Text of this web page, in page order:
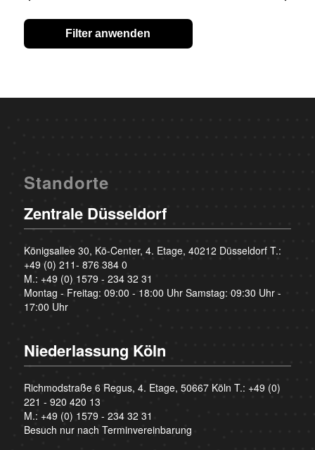
Filter anwenden
Standorte
Zentrale Düsseldorf
Königsallee 30, Kö-Center, 4. Etage, 40212 Düsseldorf T.:
+49 (0) 211- 876 384 0
M.: +49 (0) 1579 - 234 32 31
Montag - Freitag: 09:00 - 18:00 Uhr Samstag: 09:30 Uhr -
17:00 Uhr
Niederlassung Köln
Richmodstraße 6 Regus, 4. Etage, 50667 Köln T.: +49 (0)
221 - 920 420 13
M.: +49 (0) 1579 - 234 32 31
Besuch nur nach Terminvereinbarung